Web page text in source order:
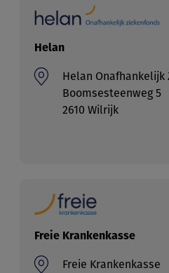
Freie Krankenkasse
Freie Krankenkasse
Helan
Helan Onafhankelijk
Boomsesteenweg 5
2610 Wilrijk